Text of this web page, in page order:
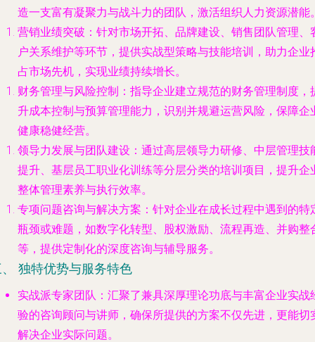
造一支富有凝聚力与战斗力的团队，激活组织人力资源潜能
营销业绩突破 ：针对市场开拓、品牌建设、销售团队管理、
户关系维护等环节，提供实战型策略与技能培训，助力企业
占市场先机，实现业绩持续增长。
财务管理与风险控制 ：指导企业建立规范的财务管理制度，
升成本控制与预算管理能力，识别并规避运营风险，保障企
健康稳健经营。
领导力发展与团队建设 ：通过高层领导力研修、中层管理技
提升、基层员工职业化训练等分层分类的培训项目，提升企
整体管理素养与执行效率。
专项问题咨询与解决方案 ：针对企业在成长过程中遇到的特
瓶颈或难题，如数字化转型、股权激励、流程再造、并购整
等，提供定制化的深度咨询与辅导服务。
独特优势与服务特色
实战派专家团队 ：汇聚了兼具深厚理论功底与丰富企业实战
验的咨询顾问与讲师，确保所提供的方案不仅先进，更能切
解决企业实际问题。